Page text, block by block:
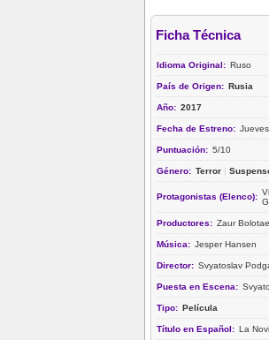
Ficha Técnica
Idioma Original: Ruso
País de Origen: Rusia
Año: 2017
Fecha de Estreno:
Puntuación: 5/10
Género: Terror |
Protagonistas (Elenco):
Productores: Zaur
Música: Jesper Hansen
Director: Svyatoslav
Puesta en Escena:
Tipo: Película
Título en Español: La